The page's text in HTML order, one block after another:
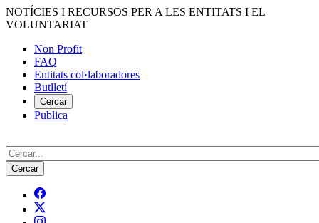
Vés
al
NOTÍCIES I RECURSOS PER A LES ENTITATS I EL
VOLUNTARIAT
Menú
del
compte
d'usuari
Non Profit
FAQ
Entitats col·laboradores
Butlletí
Cercar
Publica
Cerca